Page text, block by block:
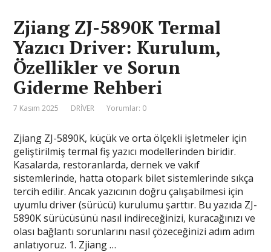
Zjiang ZJ-5890K Termal
Yazıcı Driver: Kurulum,
Özellikler ve Sorun
Giderme Rehberi
7 Kasım 2025 DRİVER Yorumlar: 0
Zjiang ZJ-5890K, küçük ve orta ölçekli işletmeler için
geliştirilmiş termal fiş yazıcı modellerinden biridir.
Kasalarda, restoranlarda, dernek ve vakıf
sistemlerinde, hatta otopark bilet sistemlerinde sıkça
tercih edilir. Ancak yazıcının doğru çalışabilmesi için
uyumlu driver (sürücü) kurulumu şarttır. Bu yazıda ZJ-
5890K sürücüsünü nasıl indireceğinizi, kuracağınızı ve
olası bağlantı sorunlarını nasıl çözeceğinizi adım adım
anlatıyoruz. 1. Zjiang …